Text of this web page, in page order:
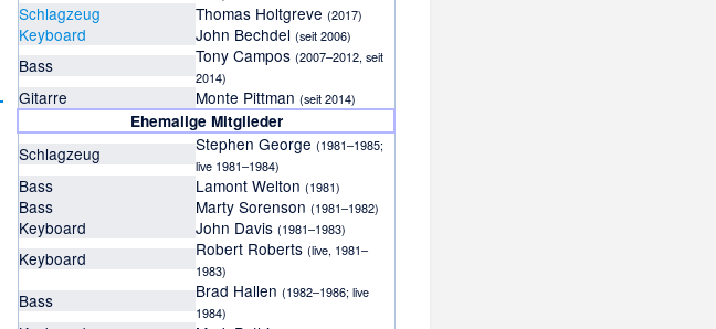
Schlagzeug Thomas Holtgreve(2017)
Keyboard John Bechdel(seit 2006)
Bass Tony Campos(2007–2012, seit
2014)
Gitarre Monte Pittman(seit 2014)
Ehemalige Mitglieder
Schlagzeug Stephen George(1981–1985;
live 1981–1984)
Bass Lamont Welton(1981)
Bass Marty Sorenson(1981–1982)
Keyboard John Davis(1981–1983)
Keyboard Robert Roberts(live, 1981–
1983)
Bass Brad Hallen(1982–1986; live
1984)